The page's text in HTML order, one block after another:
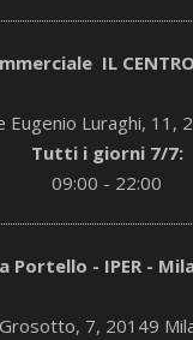
IL
Eugenio Luraghi, 11,
Tutti i giorni 7/7:
09:00 - 22:00
Portello - IPER -
7, 20149